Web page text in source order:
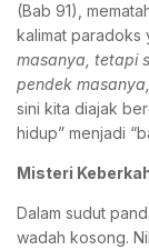
(Bab 91),
kalimat paradoks
masanya, tetapi
pendek
sini kita diajak
hidup” menjadi
Misteri
Dalam sudut
wadah kosong.